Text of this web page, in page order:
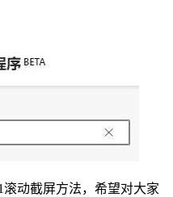
动截屏方法，希望对大家